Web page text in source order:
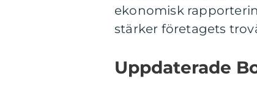
ekonomisk
stärker företagets
Uppdaterade